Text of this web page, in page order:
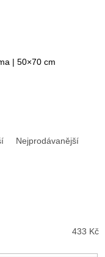
| 50×70 cm
Nejprodávanější
433 Kč